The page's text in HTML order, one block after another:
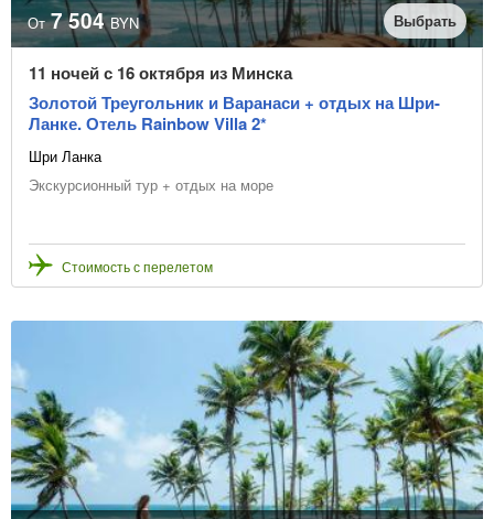
От 7 504 BYN Выбрать
11 ночей с 16 октября из Минска
Золотой Треугольник и Варанаси + отдых на Шри-
Ланке. Отель Rainbow Villa 2*
Шри Ланка
Экскурсионный тур + отдых на море
Стоимость с перелетом